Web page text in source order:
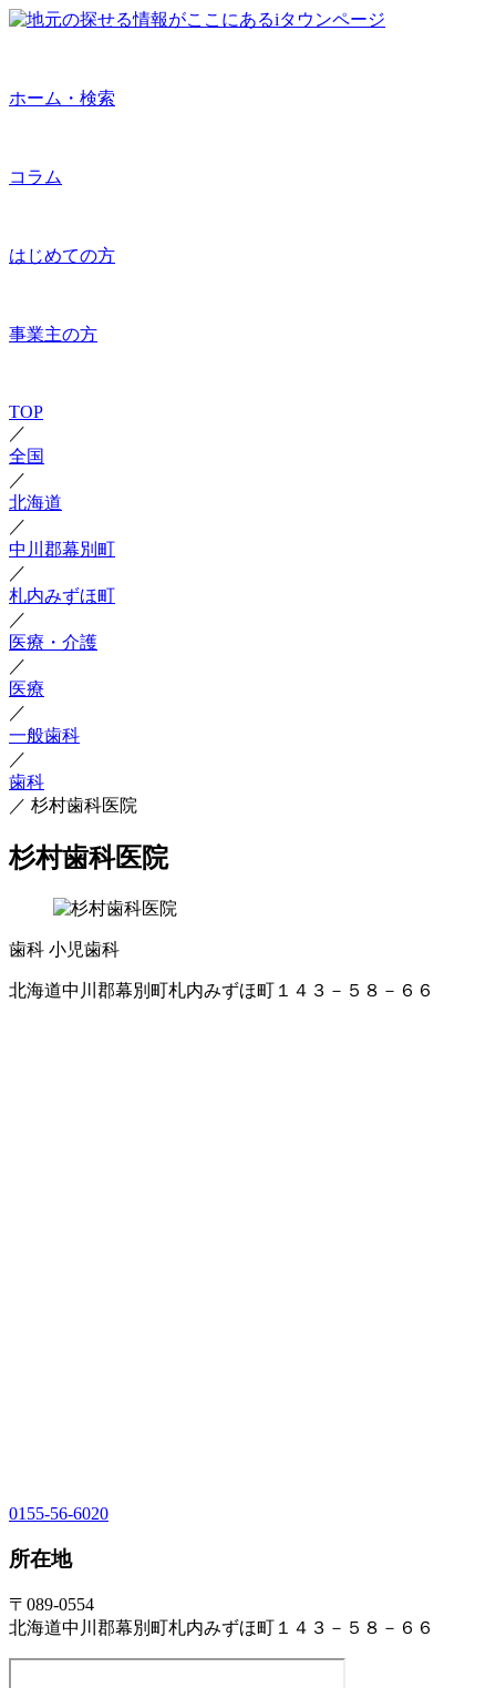
ホーム・検索
コラム
はじめての方
事業主の方
TOP
／
全国
／
北海道
／
中川郡幕別町
／
札内みずほ町
／
医療・介護
／
医療
／
一般歯科
／
歯科
／ 杉村歯科医院
杉村歯科医院
歯科 小児歯科
北海道中川郡幕別町札内みずほ町１４３－５８－６６
0155-56-6020
所在地
〒089-0554
北海道中川郡幕別町札内みずほ町１４３－５８－６６